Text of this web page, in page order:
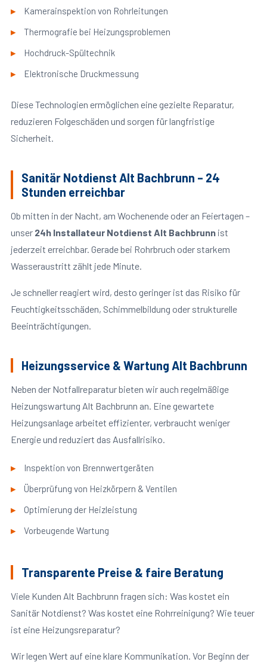
Kamerainspektion von Rohrleitungen
Thermografie bei Heizungsproblemen
Hochdruck-Spültechnik
Elektronische Druckmessung
Diese Technologien ermöglichen eine gezielte Reparatur,
reduzieren Folgeschäden und sorgen für langfristige
Sicherheit.
Sanitär Notdienst Alt Bachbrunn – 24
Stunden erreichbar
Ob mitten in der Nacht, am Wochenende oder an Feiertagen –
unser 24h Installateur Notdienst Alt Bachbrunnist
jederzeit erreichbar. Gerade bei Rohrbruch oder starkem
Wasseraustritt zählt jede Minute.
Je schneller reagiert wird, desto geringer ist das Risiko für
Feuchtigkeitsschäden, Schimmelbildung oder strukturelle
Beeinträchtigungen.
Heizungsservice & Wartung Alt Bachbrunn
Neben der Notfallreparatur bieten wir auch regelmäßige
Heizungswartung Alt Bachbrunn an. Eine gewartete
Heizungsanlage arbeitet effizienter, verbraucht weniger
Energie und reduziert das Ausfallrisiko.
Inspektion von Brennwertgeräten
Überprüfung von Heizkörpern & Ventilen
Optimierung der Heizleistung
Vorbeugende Wartung
Transparente Preise & faire Beratung
Viele Kunden Alt Bachbrunn fragen sich: Was kostet ein
Sanitär Notdienst? Was kostet eine Rohrreinigung? Wie teuer
ist eine Heizungsreparatur?
Wir legen Wert auf eine klare Kommunikation. Vor Beginn der